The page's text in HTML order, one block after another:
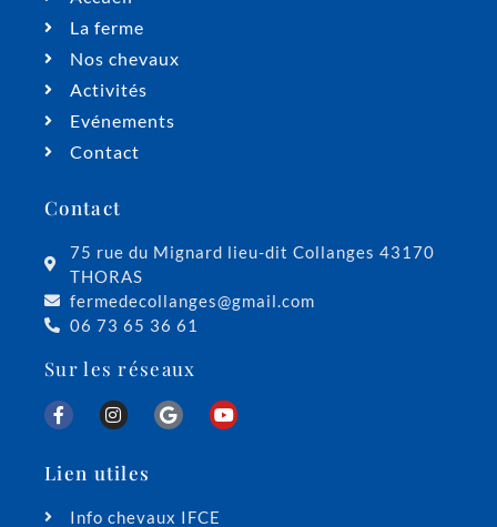
La ferme
Nos chevaux
Activités
Evénements
Contact
Contact
75 rue du Mignard lieu-dit Collanges 43170
THORAS
fermedecollanges@gmail.com
06 73 65 36 61
Sur les réseaux
Lien utiles
Info chevaux IFCE